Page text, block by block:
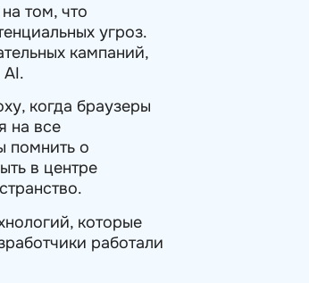
том, что
угроз.
кампаний,
когда браузеры
на все
помнить о
в центре
которые
работали